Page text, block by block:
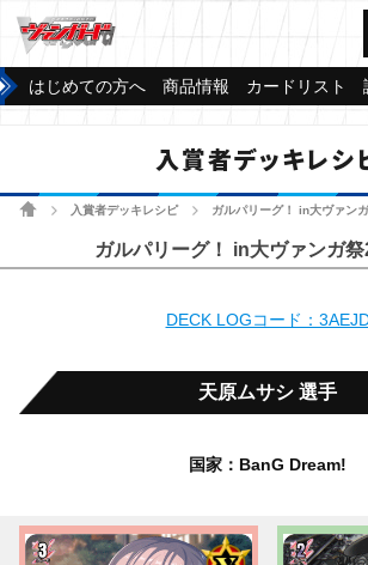
はじめての方へ 商品情報 カードリスト
入賞者デッキレシ
ホーム 入賞者デッキレシピ ガルパリーグ！ in大ヴァン
ガルパリーグ！ in大ヴァンガ
DECK LOGコード：
天原ムサシ 選手
国家：BanG Dream!